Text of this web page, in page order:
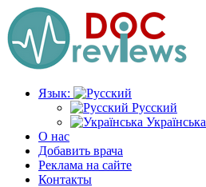
Перейти
к
содержимому
Язык:
Русский
Українська
О нас
Добавить врача
Реклама на сайте
Контакты